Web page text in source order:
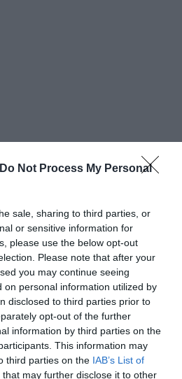
Do Not Process My Personal
sale, sharing to third parties, or
or sensitive information for
please use the below opt-out
Please note that after your
you may continue seeing
on personal information utilized by
disclosed to third parties prior to
opt-out of the further
information by third parties on the
This information may
third parties on the IAB’s List of
that may further disclose it to other